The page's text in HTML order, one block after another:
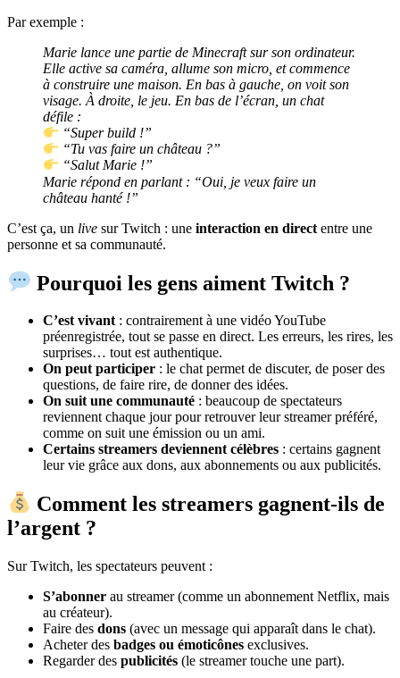
Par exemple :
Marie lance une partie de Minecraft sur son ordinateur.
Elle active sa caméra, allume son micro, et commence
à construire une maison. En bas à gauche, on voit son
visage. À droite, le jeu. En bas de l’écran, un chat
défile :
“Super build !”
“Tu vas faire un château ?”
“Salut Marie !”
Marie répond en parlant : “Oui, je veux faire un
château hanté !”
C’est ça, un live sur Twitch : une interaction en direct entre une
personne et sa communauté.
Pourquoi les gens aiment Twitch ?
C’est vivant : contrairement à une vidéo YouTube
préenregistrée, tout se passe en direct. Les erreurs, les rires, les
surprises… tout est authentique.
On peut participer : le chat permet de discuter, de poser des
questions, de faire rire, de donner des idées.
On suit une communauté : beaucoup de spectateurs
reviennent chaque jour pour retrouver leur streamer préféré,
comme on suit une émission ou un ami.
Certains streamers deviennent célèbres : certains gagnent
leur vie grâce aux dons, aux abonnements ou aux publicités.
Comment les streamers gagnent-ils de
l’argent ?
Sur Twitch, les spectateurs peuvent :
S’abonner au streamer (comme un abonnement Netflix, mais
au créateur).
Faire des dons (avec un message qui apparaît dans le chat).
Acheter des badges ou émoticônes exclusives.
Regarder des publicités (le streamer touche une part).